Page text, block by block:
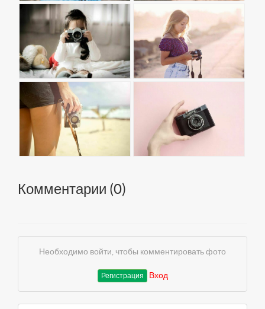
Комментарии (0)
Необходимо войти, чтобы комментировать фото
Регистрация Вход